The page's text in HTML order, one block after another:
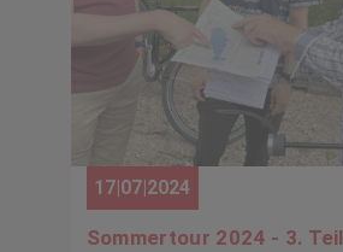
17|07|2024
Sommertour 2024 - 3. Teil